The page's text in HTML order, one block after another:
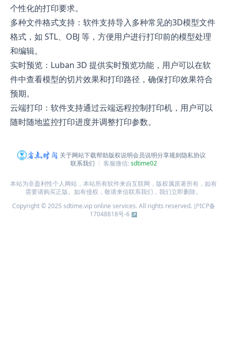
个性化的打印要求。
多种文件格式支持：软件支持导入多种常见的3D模型文件
格式，如 STL、OBJ 等，方便用户进行打印前的模型处理
和编辑。
实时预览：Luban 3D 提供实时预览功能，用户可以在软
件中查看模型的切片效果和打印路径，确保打印效果符合
预期。
云端打印：软件支持通过云端远程控制打印机，用户可以
随时随地监控打印进度并调整打印参数。
关于网站下载帮助版权说明会员说明分享规则隐私协议
联系我们
客服微信:sdtime02
本站为非盈利性个人网站，本站所有软件来自互联网，版权属原著所有，如有
需要请购买正版。如有侵权，敬请来信联系我们，我们立即删除。
Copyright © 2025 sdtime.vip online services. All rights reserved.沪ICP备
17048818号-6